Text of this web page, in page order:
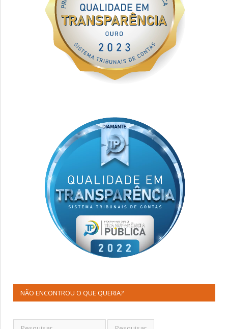
NÃO ENCONTROU O QUE QUERIA?